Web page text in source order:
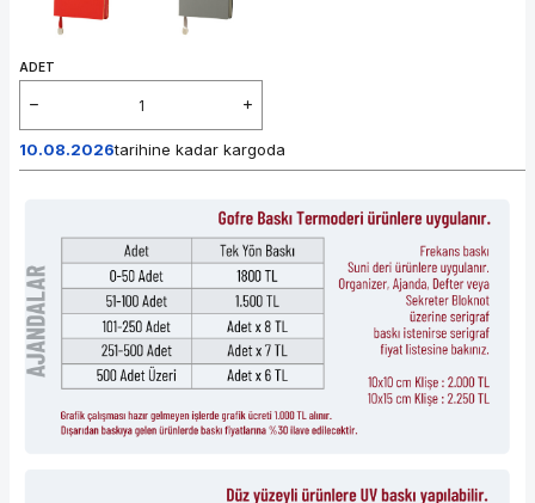
ADET
10.08.2026tarihine kadar kargoda